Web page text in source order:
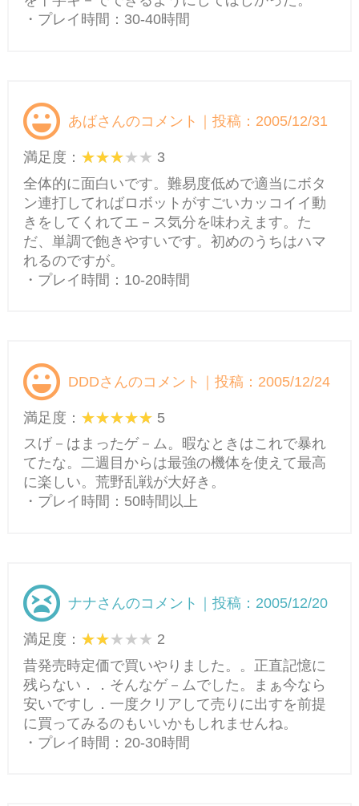
・プレイ時間：30-40時間
あばさんのコメント｜投稿：2005/12/31
満足度：
3
全体的に面白いです。難易度低めで適当にボタ
ン連打してればロボットがすごいカッコイイ動
きをしてくれてエ－ス気分を味わえます。た
だ、単調で飽きやすいです。初めのうちはハマ
れるのですが。
・プレイ時間：10-20時間
DDDさんのコメント｜投稿：2005/12/24
満足度：
5
スげ－はまったゲ－ム。暇なときはこれで暴れ
てたな。二週目からは最強の機体を使えて最高
に楽しい。荒野乱戦が大好き。
・プレイ時間：50時間以上
ナナさんのコメント｜投稿：2005/12/20
満足度：
2
昔発売時定価で買いやりました。。正直記憶に
残らない．．そんなゲ－ムでした。まぁ今なら
安いですし．一度クリアして売りに出すを前提
に買ってみるのもいいかもしれませんね。
・プレイ時間：20-30時間